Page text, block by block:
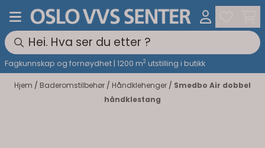
Hopp til innhold
Fagkunnskap og fornøydhet | 1200 m2 utstilling i butikk
Hjem / Baderomstilbehør / Håndklehenger / Smedbo Air dobbel
håndklestang